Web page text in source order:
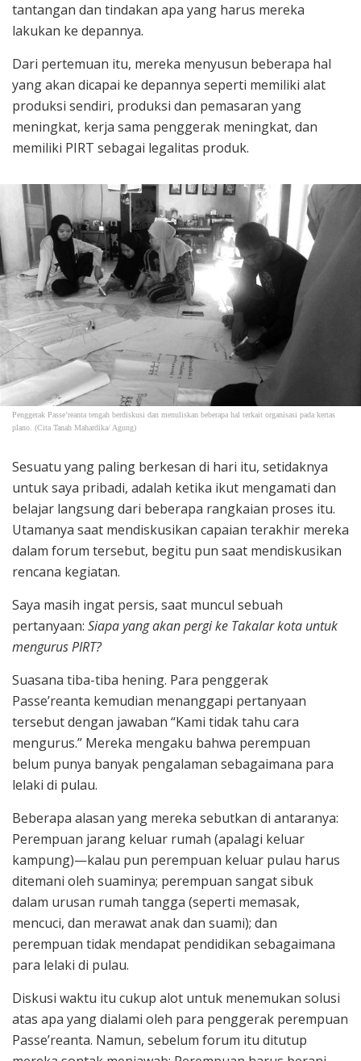
tantangan dan tindakan apa yang harus mereka
lakukan ke depannya.
Dari pertemuan itu, mereka menyusun beberapa hal
yang akan dicapai ke depannya seperti memiliki alat
produksi sendiri, produksi dan pemasaran yang
meningkat, kerja sama penggerak meningkat, dan
memiliki PIRT sebagai legalitas produk.
Penggerak Passe’reanta tengah berdiskusi dan menuliskan beberapa hal terkait organisasi pada kertas
plano. (Cita Tanah Mahardika/ Agung)
Sesuatu yang paling berkesan di hari itu, setidaknya
untuk saya pribadi, adalah ketika ikut mengamati dan
belajar langsung dari beberapa rangkaian proses itu.
Utamanya saat mendiskusikan capaian terakhir mereka
dalam forum tersebut, begitu pun saat mendiskusikan
rencana kegiatan.
Saya masih ingat persis, saat muncul sebuah
pertanyaan: Siapa yang akan pergi ke Takalar kota untuk
mengurus PIRT?
Suasana tiba-tiba hening. Para penggerak
Passe’reanta kemudian menanggapi pertanyaan
tersebut dengan jawaban “Kami tidak tahu cara
mengurus.” Mereka mengaku bahwa perempuan
belum punya banyak pengalaman sebagaimana para
lelaki di pulau.
Beberapa alasan yang mereka sebutkan di antaranya:
Perempuan jarang keluar rumah (apalagi keluar
kampung)—kalau pun perempuan keluar pulau harus
ditemani oleh suaminya; perempuan sangat sibuk
dalam urusan rumah tangga (seperti memasak,
mencuci, dan merawat anak dan suami); dan
perempuan tidak mendapat pendidikan sebagaimana
para lelaki di pulau.
Diskusi waktu itu cukup alot untuk menemukan solusi
atas apa yang dialami oleh para penggerak perempuan
Passe’reanta. Namun, sebelum forum itu ditutup